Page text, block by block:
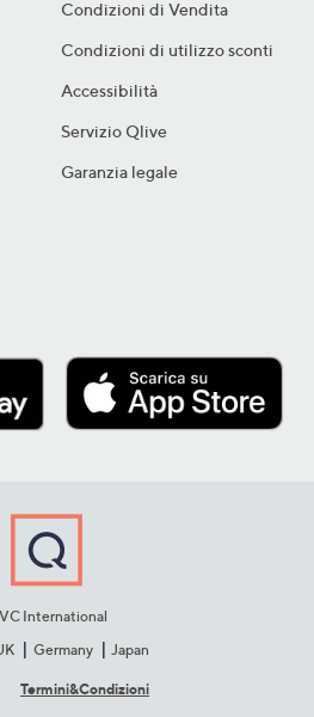
Condizioni di Vendita
Condizioni di utilizzo sconti
Accessibilità
Servizio Qlive
Garanzia legale
International
Germany Japan
Termini&C​ondizioni